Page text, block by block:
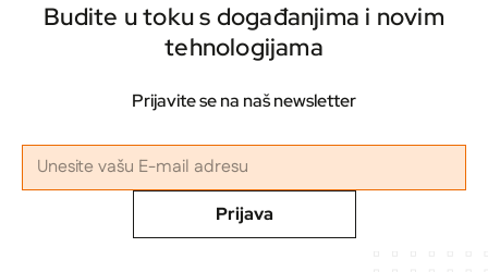
Budite u toku s događanjima i novim
tehnologijama
Prijavite se na naš newsletter
Prijava